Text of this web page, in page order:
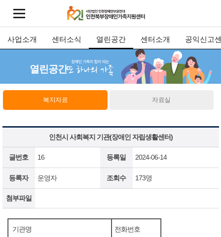
사업소개 센터소식 열린공간 센터소개 공익신고
열린공간
복지자료 자료실
인천시 사회복지 기관(장애인 자립생활센터)
글번호 16 등록일 2024-06-14
등록자 운영자 조회수 173명
첨부파일
기관명 전화번호